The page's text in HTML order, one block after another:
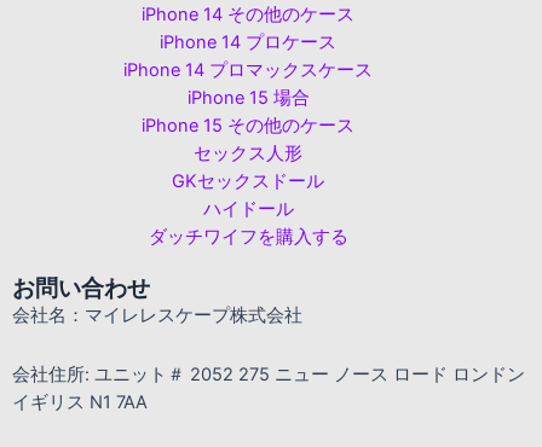
iPhone 14 その他のケース
iPhone 14 プロケース
iPhone 14 プロマックスケース
iPhone 15 場合
iPhone 15 その他のケース
セックス人形
GKセックスドール
ハイドール
ダッチワイフを購入する
お問い合わせ
会社名：マイレレスケープ株式会社
会社住所: ユニット＃ 2052 275 ニュー ノース ロード ロンドン
イギリス N1 7AA